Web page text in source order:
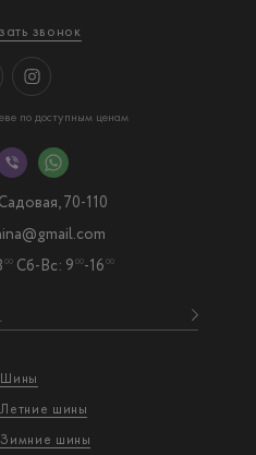
звонок
по доступным ценам
Шины
Летние шины
Зимние шины
70-110
00 Сб-Вс: 9 00-16 00